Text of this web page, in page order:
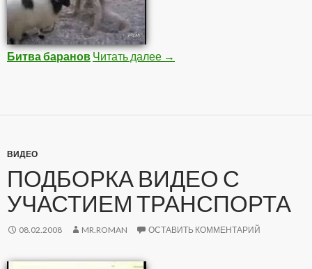
Битва баранов Читать далее Видео приколы
→
ВИДЕО
ПОДБОРКА ВИДЕО С
УЧАСТИЕМ ТРАНСПОРТА
08.02.2008 MR.ROMAN ОСТАВИТЬ КОММЕНТАРИЙ